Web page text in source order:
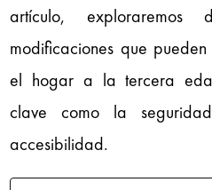
artículo, exploraremos
modificaciones que
el hogar a la tercera
clave como la
accesibilidad.